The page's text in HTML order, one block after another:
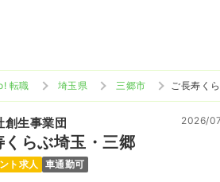
転職 埼玉県 三郷市 ご長寿く
創生事業団
くらぶ埼玉・三郷
2026/
ト求人 車通勤可